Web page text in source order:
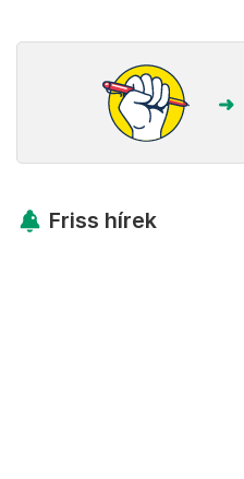
Friss hírek